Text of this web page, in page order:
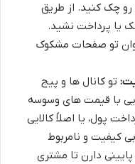
چک کنید. از طریق
یا پرداخت نشید.
تو صفحات مشکوک
تو کانال ها و پیج
با قیمت های وسوسه
پول، یا اصلاً کالایی
کیفیت و نامربوط
پایینی دارن تا مشتری